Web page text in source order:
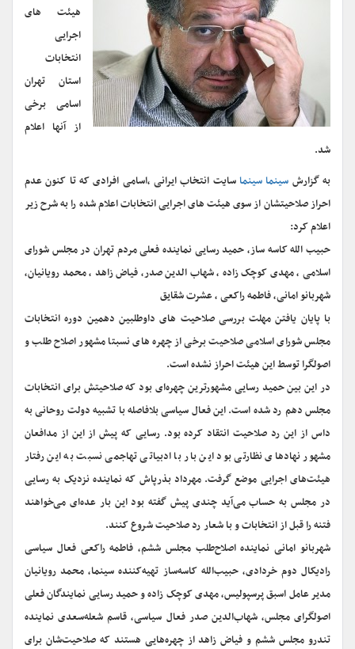
هیئت های
اجرایی
انتخابات
استان تهران
اسامی برخی
از آنها اعلام
شد.
به گزارش سینما سینماسایت انتخاب ایرانی ،اسامی افرادی که تا کنون عدم
احراز صلاحیتشان از سوی هیئت های اجرایی انتخابات اعلام شده را به شرح زیر
اعلام کرد:
حبیب الله کاسه ساز، حمید رسایی نماینده فعلی مردم تهران در مجلس شورای
اسلامی ، مهدی کوچک زاده ، شهاب الدین صدر، فیاض زاهد ، محمد رویانیان،
شهربانو امانی، فاطمه راکعی ، عشرت شقایق
با پایان یافتن مهلت بررسی صلاحیت های داوطلبین دهمین دوره انتخابات
مجلس شورای اسلامی صلاحیت برخی از چهره های نسبتا مشهور اصلاح طلب و
اصولگرا توسط این هیئت احراز نشده است.
در این بین حمید رسایی مشهورترین چهره‌ای بود که صلاحیتش برای انتخابات
مجلس دهم رد شده است. این فعال سیاسی بلافاصله با تشبیه دولت روحانی به
داس از این رد صلاحیت انتقاد کرده بود. رسایی که پیش از این از مدافعان
مشهور نهادهای نظارتی بود این بار با ادبیاتی تهاجمی نسبت به این رفتار
هیئت‌های اجرایی موضع گرفت. مهرداد بذرپاش که نماینده نزدیک به رسایی
در مجلس به حساب می‌آید چندی پیش گفته بود این بار عده‌ای می‌خواهند
فتنه را قبل از انتخابات و با شعار رد صلاحیت شروع کنند.
شهربانو امانی نماینده اصلاح‌طلب مجلس ششم، فاطمه راکعی فعال سیاسی
رادیکال دوم خردادی، حبیب‌الله کاسه‌ساز تهیه‌کننده سینما، محمد رویانیان
مدیر عامل اسبق پرسپولیس، مهدی کوچک زاده و حمید رسایی نمایندگان فعلی
اصولگرای مجلس، شهاب‌الدین صدر فعال سیاسی، قاسم شعله‌سعدی نماینده
تندرو مجلس ششم و فیاض زاهد از چهره‌هایی هستند که صلاحیت‌شان برای